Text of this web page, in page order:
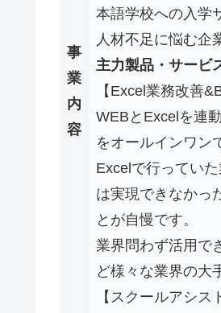
事
業
内
容
本語学校への入学
人材不足に悩む企
主力製品・サービ
【Excel業務改善
WEBとExcelを連
をオールインワン
Excelで行ってい
は実現できなかっ
とが自慢です。
業界問わず活用で
ど様々な業界の大
【スクールアシス